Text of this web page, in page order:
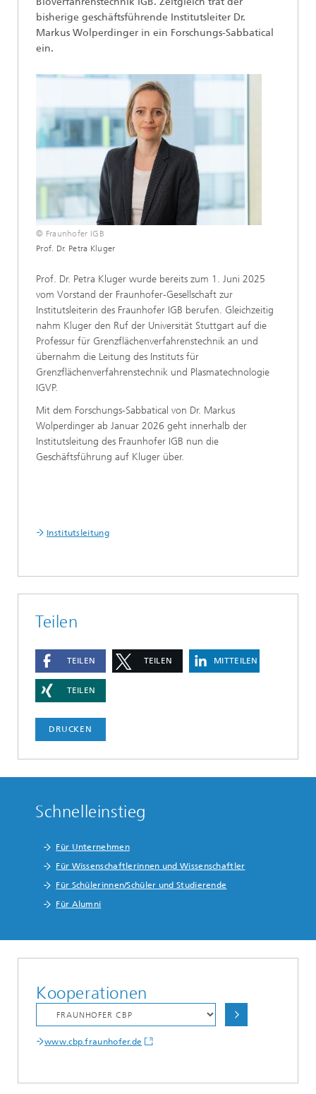
bisherige geschäftsführende Institutsleiter Dr.
Markus Wolperdinger in ein Forschungs-Sabbatical
ein.
© Fraunhofer IGB
Prof. Dr. Petra Kluger
Prof. Dr. Petra Kluger wurde bereits zum 1. Juni 2025
vom Vorstand der Fraunhofer-Gesellschaft zur
Institutsleiterin des Fraunhofer IGB berufen. Gleichzeitig
nahm Kluger den Ruf der Universität Stuttgart auf die
Professur für Grenzflächenverfahrenstechnik an und
übernahm die Leitung des Instituts für
Grenzflächenverfahrenstechnik und Plasmatechnologie
IGVP.
Mit dem Forschungs-Sabbatical von Dr. Markus
Wolperdinger ab Januar 2026 geht innerhalb der
Institutsleitung des Fraunhofer IGB nun die
Geschäftsführung auf Kluger über.
Institutsleitung
Teilen
TEILEN TEILEN MITTEILEN
TEILEN
DRUCKEN
Schnelleinstieg
Für Unternehmen
Für Wissenschaftlerinnen und Wissenschaftler
Für Schülerinnen/Schüler und Studierende
Für Alumni
Kooperationen
www.cbp.fraunhofer.de